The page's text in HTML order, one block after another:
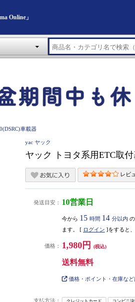
Online」
車載器
yac ヤック
ヤック トヨタ系用ETC取
レビ
発送目安： 10営業日
今から 15 時間 14 分以内
ます。 [ ログイン ]をすると
価格： 1,980円 (税込)
送料無料
価格・ポイント・在庫な
支払方法： クレジットカード コンビニ